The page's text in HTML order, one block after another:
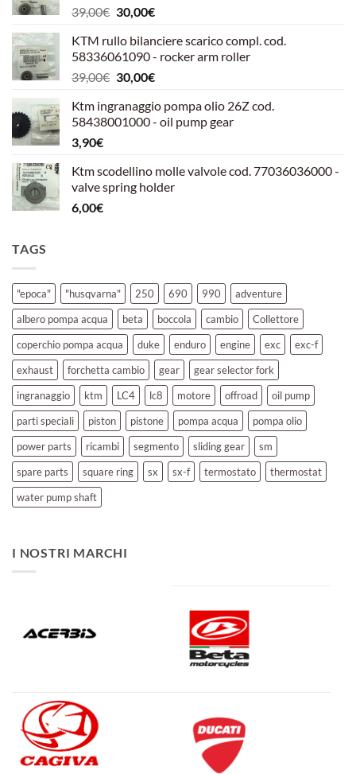
39,00€ Il
originale
era:
39,00€.
30,00€Il
attuale
è:
30,00€.
KTM rullo bilanciere scarico compl. cod.
58336061090 - rocker arm roller
39,00€ Il
originale
era:
30,00€Il
attuale
è:
Ktm ingranaggio pompa olio 26Z cod.
58438001000 - oil pump gear
3,90€
Ktm scodellino molle valvole cod. 77036036000 -
valve spring holder
6,00€
TAGS
"epoca" "husqvarna" 250 690 990
adventure
albero pompa acqua
beta boccola cambio
Collettore
coperchio pompa acqua
duke enduro engine exc
exc-f
exhaust
forchetta cambio gear
gear selector fork
ingranaggio
ktm LC4 lc8 motore offroad
oil pump
parti speciali
piston pistone pompa acqua
pompa olio
power parts
ricambi segmento sliding gear
sm
spare parts
square ring sx sx-f termostato
thermostat
water pump shaft
I NOSTRI MARCHI